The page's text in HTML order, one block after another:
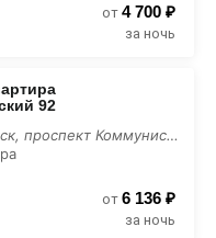
от 4 700 ₽
за ночь
92
г. Горно-Алтайск, проспект Коммунистический, 92
от 6 136 ₽
за ночь